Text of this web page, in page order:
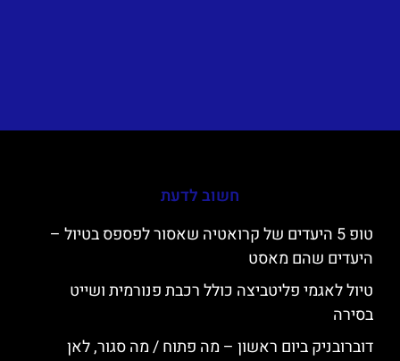
חשוב לדעת
טופ 5 היעדים של קרואטיה שאסור לפספס בטיול –
היעדים שהם מאסט
טיול לאגמי פליטביצה כולל רכבת פנורמית ושייט
בסירה
דוברובניק ביום ראשון – מה פתוח / מה סגור, לאן